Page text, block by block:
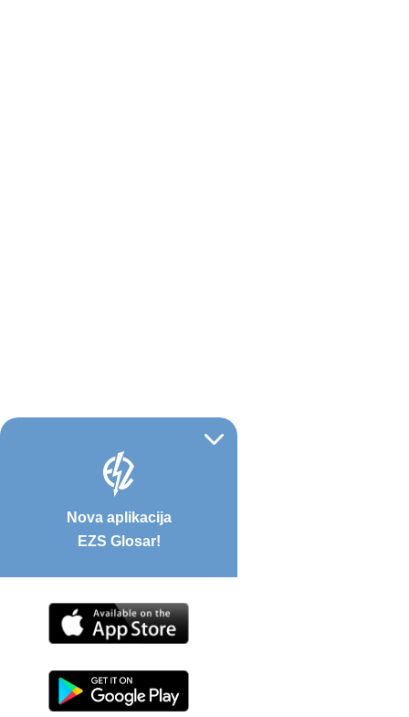
Nova aplikacija
EZS Glosar!